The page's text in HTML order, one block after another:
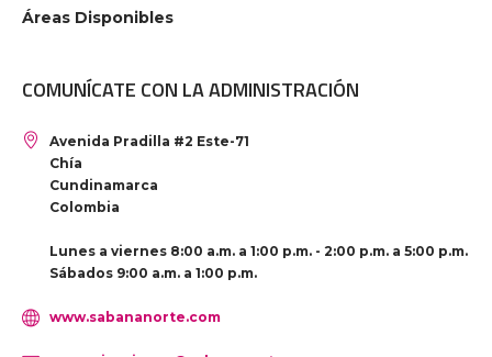
Áreas Disponibles
COMUNÍCATE CON LA ADMINISTRACIÓN
Avenida Pradilla #2 Este-71
Chía
Cundinamarca
Colombia
Lunes a viernes 8:00 a.m. a 1:00 p.m. - 2:00 p.m. a 5:00 p.m.
Sábados 9:00 a.m. a 1:00 p.m.
www.sabananorte.com